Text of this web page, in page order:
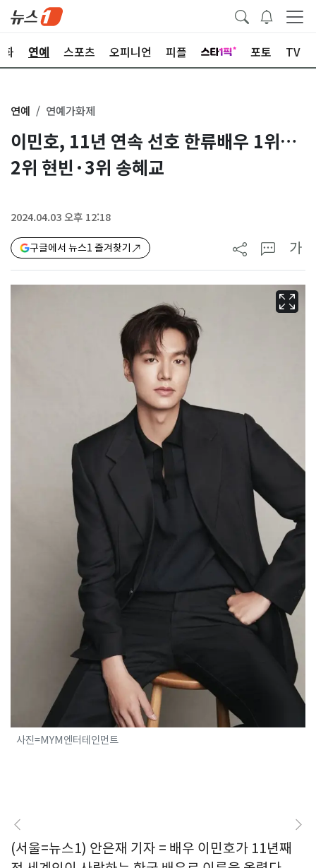
화 연예 스포츠 오피니언 피플 포토 TV
연예 연예가화제
이민호, 11년 연속 선호 한류배우 1위…
2위 현빈·3위 송혜교
2024.04.03 오후 12:18
구글에서 뉴스1 즐겨찾기 가
사진=MYM엔터테인먼트
(서울=뉴스1) 안은재 기자 = 배우 이민호가 11년째